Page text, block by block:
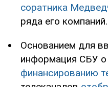
соратника
ряда его компаний.
Основанием для
информация СБУ о
финансированию